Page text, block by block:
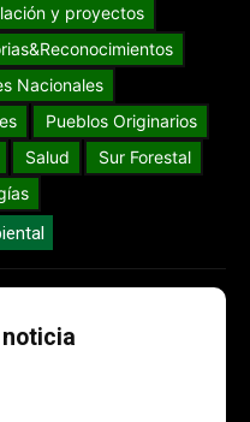
y proyectos
Nacionales
Pueblos Originarios
Salud
Sur Forestal